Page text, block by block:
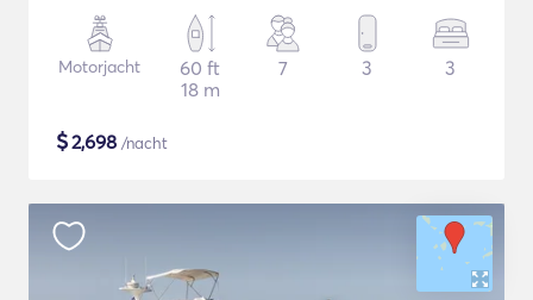
Motorjacht
60 ft
18 m
7 3 3
$2,698 /nacht